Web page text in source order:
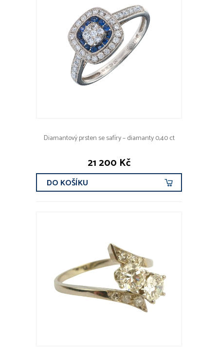
Diamantový prsten se safíry – diamanty 0,40 ct
21 200 Kč
DO KOŠÍKU